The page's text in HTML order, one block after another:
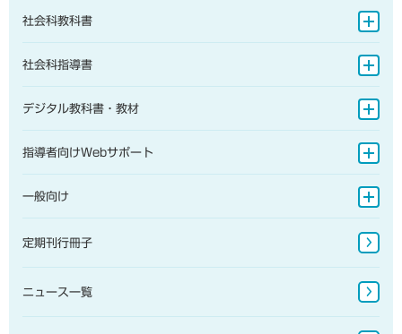
社会科教科書
地図帳
社会科指導書
地図帳
デジタル教科書・教材
小学校
指導者向けWebサポート
指導書Webサポート
一般向け
地図帳・一般書籍
定期刊行冊子
ニュース一覧